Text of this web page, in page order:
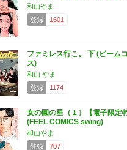
和山やま
登録
1601
ファミレス行こ。 下 (ビーム
ス)
和山 やま
登録
1174
女の園の星（１）【電子限定
(FEEL COMICS swing)
和山やま
登録
707